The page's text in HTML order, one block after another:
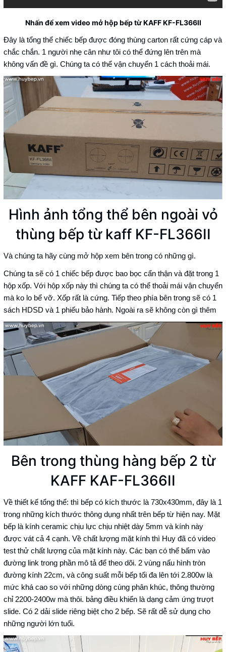
Nhấn để xem video mở hộp bếp từ KAFF KF-FL366II
Đây là tổng thể chiếc bếp được đóng thùng carton rất cứng cáp và
chắc chắn. 1 người nhẹ cân như tôi có thể đứng lên trên mà
không vấn đề gì. Chúng ta có thể vận chuyển 1 cách thoải mái.
Hình ảnh tổng thể bên ngoài vỏ
thùng bếp từ kaff KF-FL366II
Và chúng ta hãy cùng mở hộp xem bên trong có những gì.
Chúng ta sẽ có 1 chiếc bếp được bao bọc cẩn thận và đặt trong 1
hộp xốp. Với hộp xốp này thì chúng ta có thể thoải mái vận chuyển
mà ko lo bể vỡ. Xốp rất là cứng. Tiếp theo phía bên trong sẽ có 1
sách HDSD và 1 phiếu bảo hành. Ngoài ra sẽ không còn gì thêm
Bên trong thùng hàng bếp 2 từ
KAFF KAF-FL366II
Về thiết kế tổng thể: thì bếp có kích thước là 730x430mm, đây là 1
trong những kích thước thông dụng nhất trên bếp từ hiện nay. Mặt
bếp là kính ceramic chịu lực chịu nhiệt dày 5mm và kính này
được vát cả 4 cạnh. Về chất lượng mặt kính thì Huy đã có video
test thử chất lượng của mặt kính này. Các bạn có thể bấm vào
đường link trong phần mô tả để theo dõi. 2 vùng nấu hình tròn
đường kính 22cm, và công suất mỗi bếp tối đa lên tới 2.800w là
mức khá cao so với những dòng cùng phân khúc, thông thường
chỉ 2200-2400w mà thôi. bảng điều khiển là dạng cảm ứng trượt
slide. Có 2 dải slide riêng biệt cho 2 bếp. Sẽ rất dễ sử dụng cho
những người lớn tuổi.